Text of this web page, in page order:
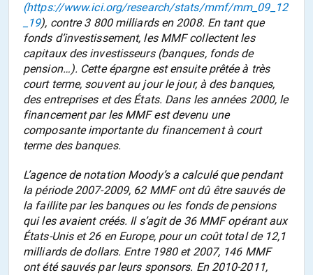
(https://www.ici.org/research/stats/mmf/mm_09_12
_19), contre 3 800 milliards en 2008. En tant que
fonds d’investissement, les MMF collectent les
capitaux des investisseurs (banques, fonds de
pension…). Cette épargne est ensuite prêtée à très
court terme, souvent au jour le jour, à des banques,
des entreprises et des États. Dans les années 2000, le
financement par les MMF est devenu une
composante importante du financement à court
terme des banques.
L’agence de notation Moody’s a calculé que pendant
la période 2007-2009, 62 MMF ont dû être sauvés de
la faillite par les banques ou les fonds de pensions
qui les avaient créés. Il s’agit de 36 MMF opérant aux
États-Unis et 26 en Europe, pour un coût total de 12,1
milliards de dollars. Entre 1980 et 2007, 146 MMF
ont été sauvés par leurs sponsors. En 2010-2011,